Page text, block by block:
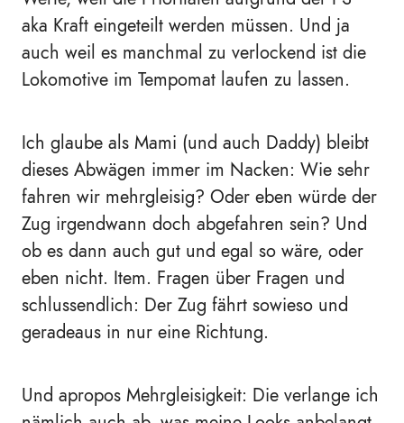
aka Kraft eingeteilt werden müssen. Und ja
auch weil es manchmal zu verlockend ist die
Lokomotive im Tempomat laufen zu lassen.
Ich glaube als Mami (und auch Daddy) bleibt
dieses Abwägen immer im Nacken: Wie sehr
fahren wir mehrgleisig? Oder eben würde der
Zug irgendwann doch abgefahren sein? Und
ob es dann auch gut und egal so wäre, oder
eben nicht. Item. Fragen über Fragen und
schlussendlich: Der Zug fährt sowieso und
geradeaus in nur eine Richtung.
Und apropos Mehrgleisigkeit: Die verlange ich